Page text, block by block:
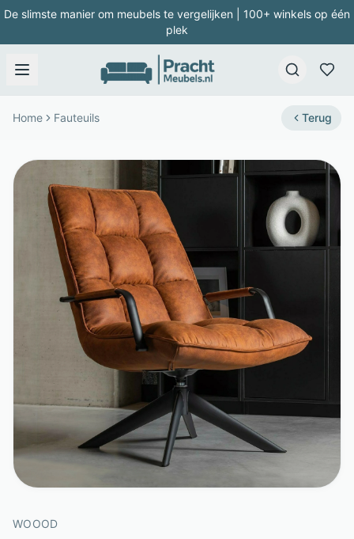
De slimste manier om meubels te vergelijken | 100+ winkels op één
plek
Home Fauteuils Terug
WOOOD